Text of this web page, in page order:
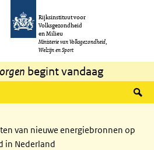
gaan
Rijksinstituut voor
Volksgezondheid
en Milieu
Ministerie van Volksgezondheid,
Welzijn en Sport
begint vandaag
van nieuwe energiebronnen op
in Nederland